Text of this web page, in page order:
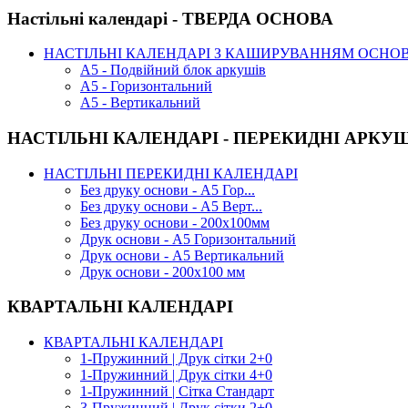
Настільні календарі - ТВЕРДА ОСНОВА
НАСТІЛЬНІ КАЛЕНДАРІ З КАШИРУВАННЯМ
А5 - Подвійний блок аркушів
А5 - Горизонтальний
А5 - Вертикальний
НАСТІЛЬНІ КАЛЕНДАРІ - ПЕРЕКИДНІ
НАСТІЛЬНІ ПЕРЕКИДНІ КАЛЕНДАРІ
Без друку основи - А5 Гор...
Без друку основи - А5 Верт...
Без друку основи - 200х100мм
Друк основи - А5 Горизонтальний
Друк основи - А5 Вертикальний
Друк основи - 200х100 мм
КВАРТАЛЬНІ КАЛЕНДАРІ
КВАРТАЛЬНІ КАЛЕНДАРІ
1-Пружинний | Друк сітки 2+0
1-Пружинний | Друк сітки 4+0
1-Пружинний | Сітка Стандарт